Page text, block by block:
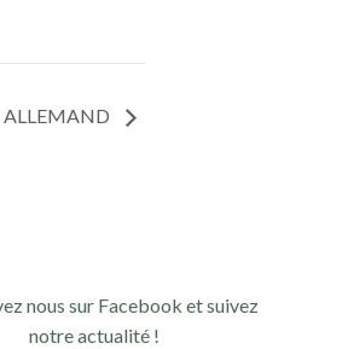
ALLEMAND
nous sur Facebook et suivez
notre actualité !